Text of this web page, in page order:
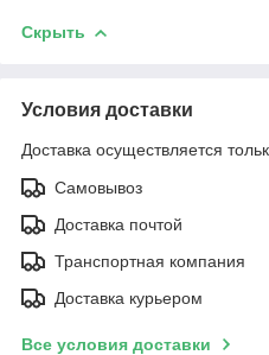
Скрыть
Условия доставки
Доставка осуществляется
Самовывоз
Доставка почтой
Транспортная компания
Доставка курьером
Все условия доставки